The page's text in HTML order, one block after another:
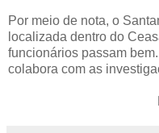
Por meio de nota, o
localizada dentro do
funcionários passam
colabora com as